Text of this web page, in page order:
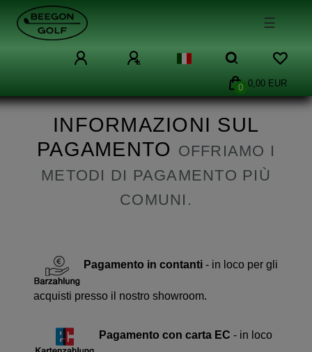
☰
0 0,00 EUR
INFORMAZIONI SUL
PAGAMENTO OFFRIAMO I
METODI DI PAGAMENTO PIÙ
COMUNI.
Pagamento in contanti - in loco per gli
acquisti presso il nostro showroom.
Pagamento con carta EC - in loco